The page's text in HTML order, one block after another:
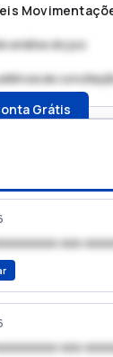
análise do juiz
de
Grátis
xxx
xxx